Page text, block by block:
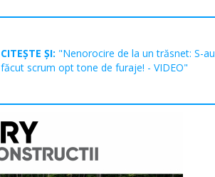
CITEȘTE ȘI: "Nenorocire de la un trăsnet: S-au
făcut scrum opt tone de furaje! - VIDEO"